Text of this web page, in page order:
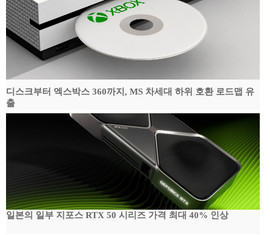
디스크부터 엑스박스 360까지, MS 차세대 하위 호환 로드맵 유
출
일본의 일부 지포스 RTX 50 시리즈 가격 최대 40% 인상